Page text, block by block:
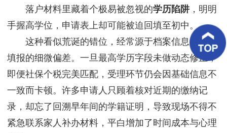
案
客
好
评
新
闻
资
落户材料里藏着个极易被忽视的学历陷阱，明明
手握高学位，申请表上却可能被迫回填至初中。
这种看似荒诞的错位，经常源于档案信息与系统
填报的细微偏差。一旦最高学历字段未做动态修正，
即便社保个税完美匹配，受理环节仍会因基础信息不
一致而卡顿。许多申请人只顾着核对近期的缴纳记
录，却忘了回溯早年间的学籍证明，导致现场不得不
紧急联系家人补办材料，平白增加了时间成本与心理